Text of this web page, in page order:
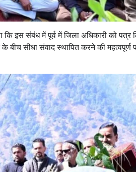
इस संबंध में पूर्व में जिला अधिकारी को पत्र
सीधा संवाद स्थापित करने की महत्वपूर्ण